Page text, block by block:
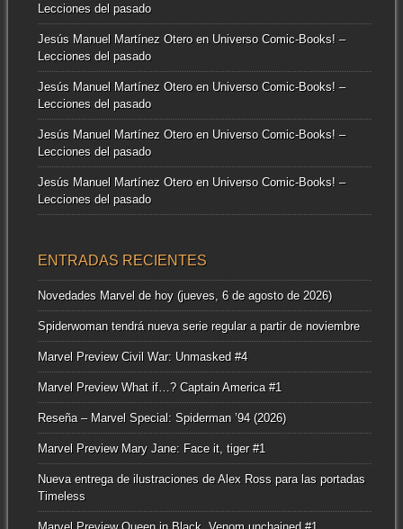
Lecciones del pasado
Jesús Manuel Martínez Oteroen Universo Comic-Books! –
Lecciones del pasado
Jesús Manuel Martínez Oteroen Universo Comic-Books! –
Lecciones del pasado
Jesús Manuel Martínez Oteroen Universo Comic-Books! –
Lecciones del pasado
Jesús Manuel Martínez Oteroen Universo Comic-Books! –
Lecciones del pasado
ENTRADAS RECIENTES
Novedades Marvel de hoy (jueves, 6 de agosto de 2026)
Spiderwoman tendrá nueva serie regular a partir de noviembre
Marvel Preview Civil War: Unmasked #4
Marvel Preview What if…? Captain America #1
Reseña – Marvel Special: Spiderman ’94 (2026)
Marvel Preview Mary Jane: Face it, tiger #1
Nueva entrega de ilustraciones de Alex Ross para las portadas
Timeless